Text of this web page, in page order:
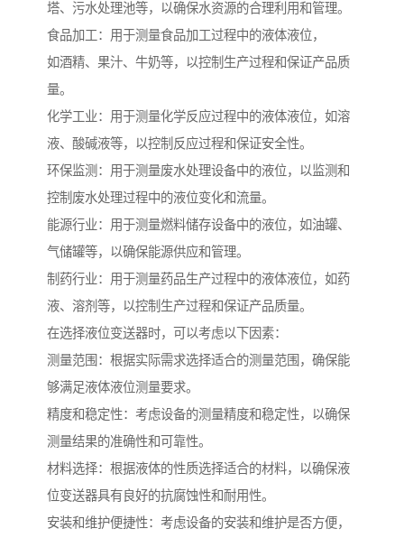
塔、污水处理池等，以确保水资源的合理利用和管理。
食品加工：用于测量食品加工过程中的液体液位，
如酒精、果汁、牛奶等，以控制生产过程和保证产品质
量。
化学工业：用于测量化学反应过程中的液体液位，如溶
液、酸碱液等，以控制反应过程和保证安全性。
环保监测：用于测量废水处理设备中的液位，以监测和
控制废水处理过程中的液位变化和流量。
能源行业：用于测量燃料储存设备中的液位，如油罐、
气储罐等，以确保能源供应和管理。
制药行业：用于测量药品生产过程中的液体液位，如药
液、溶剂等，以控制生产过程和保证产品质量。
在选择液位变送器时，可以考虑以下因素：
测量范围：根据实际需求选择适合的测量范围，确保能
够满足液体液位测量要求。
精度和稳定性：考虑设备的测量精度和稳定性，以确保
测量结果的准确性和可靠性。
材料选择：根据液体的性质选择适合的材料，以确保液
位变送器具有良好的抗腐蚀性和耐用性。
安装和维护便捷性：考虑设备的安装和维护是否方便，